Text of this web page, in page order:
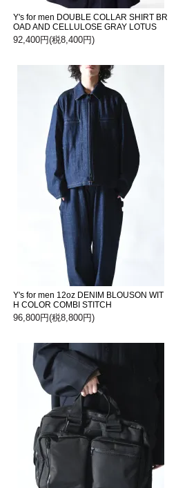
Y's for men DOUBLE COLLAR SHIRT BR
OAD AND CELLULOSE GRAY LOTUS
92,400円(税8,400円)
Y's for men 12oz DENIM BLOUSON WIT
H COLOR COMBI STITCH
96,800円(税8,800円)